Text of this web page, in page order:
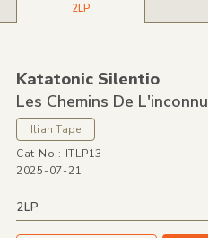
2LP
Katatonic Silentio
Les Chemins De L'inconnu
Ilian Tape
Cat No.: ITLP13
2025-07-21
2LP